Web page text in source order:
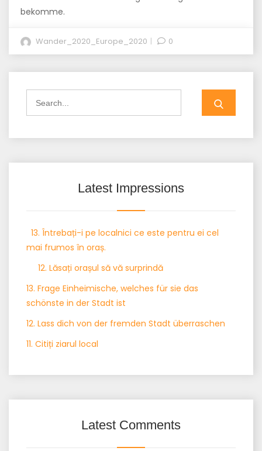
bekomme.
Wander_2020_Europe_2020 0
Latest Impressions
13. Întrebați-i pe localnici ce este pentru ei cel
mai frumos în oraș.
12. Lăsați orașul să vă surprindă
13. Frage Einheimische, welches für sie das
schönste in der Stadt ist
12. Lass dich von der fremden Stadt überraschen
11. Citiți ziarul local
Latest Comments